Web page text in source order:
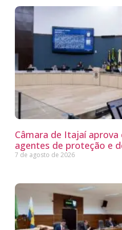
Câmara de Itajaí aprova
agentes de proteção e
7 de agosto de 2026